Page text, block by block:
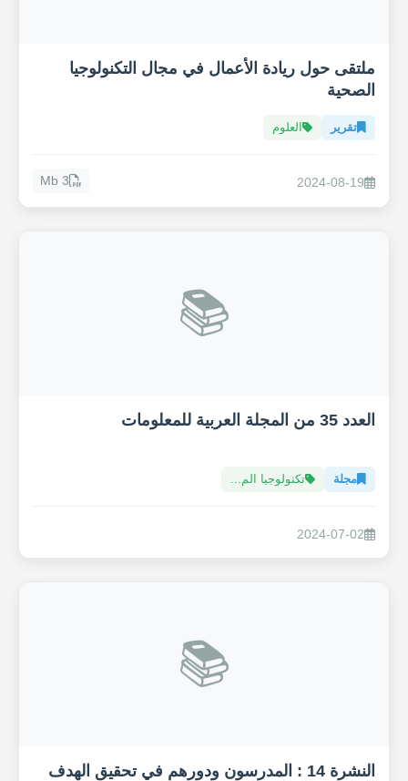
ملتقى حول ريادة الأعمال في مجال التكنولوجيا
الصحية
تقرير العلوم
2024-08-19
3 Mb
📚
العدد 35 من المجلة العربية للمعلومات
مجلة تكنولوجيا الم...
2024-07-02
📚
النشرة 14 : المدرسون ودورهم في تحقيق الهدف